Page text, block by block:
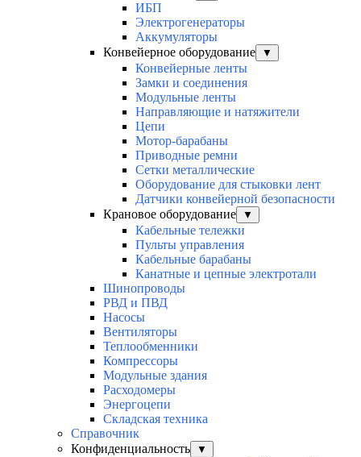
ИБП
Электрогенераторы
Аккумуляторы
Конвейерное оборудование
▼
Конвейерные ленты
Замки и соединения
Модульные ленты
Направляющие и натяжители
Цепи
Мотор-барабаны
Приводные ремни
Сетки металлические
Оборудование для стыковки лент
Датчики конвейерной безопасности
Крановое оборудование
▼
Кабельные тележки
Пульты управления
Кабельные барабаны
Канатные и цепные электротали
Шинопроводы
РВД и ПВД
Насосы
Вентиляторы
Теплообменники
Компрессоры
Модульные здания
Расходомеры
Энергоцепи
Складская техника
Справочник
Конфиденциальность
▼